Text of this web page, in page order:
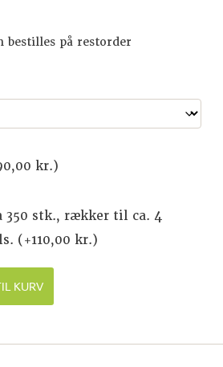
bestilles på restorder
kr.)
350 stk., rækker til ca. 4
(+110,00 kr.)
KURV